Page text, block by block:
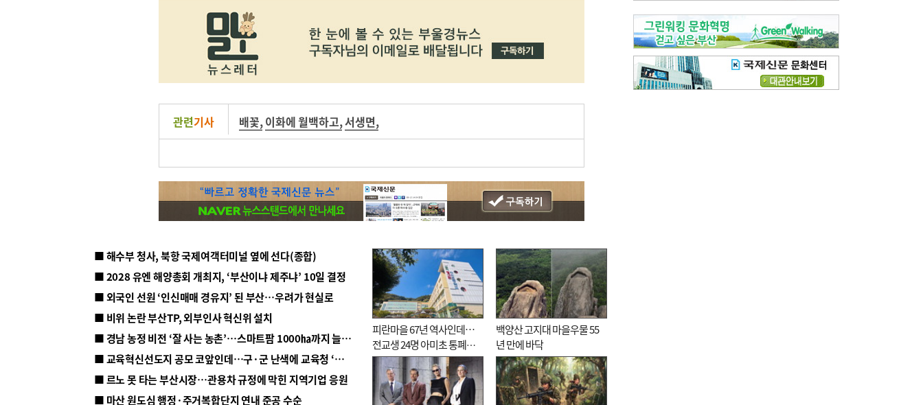
관련기사 배꽃,이화에 월백하고,서생면,
■ 해수부 청사, 북항 국제여객터미널 옆에 선다(종합)
■ 2028 유엔 해양총회 개최지, ‘부산이냐 제주냐’ 10일 결정
■ 외국인 선원 ‘인신매매 경유지’ 된 부산…우려가 현실로
■ 비위 논란 부산TP, 외부인사 혁신위 설치
■ 경남 농정 비전 ‘잘 사는 농촌’…스마트팜 1000㏊까지 늘린다
■ 교육혁신선도지 공모 코앞인데…구·군 난색에 교육청 ‘쩔쩔’
■ 르노 못 타는 부산시장…관용차 규정에 막힌 지역기업 응원
■ 마산 원도심 행정·주거복합단지 연내 준공 수순
피란마을 67년 역사인데…
전교생 24명 아미초 통폐합
기로
백양산 고지대 마을우물 55
년 만에 바닥
진료실에서[전체보기]
B형 간염은 ‘간암 시한폭탄’…비활동기 환자도 꼭 6개월 주기 검사
최수지의 한방 이야기 [전체보기]
‘생리 안 해서 편하다’는 위험한 착각